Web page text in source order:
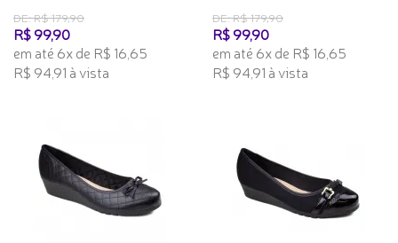
DE: R$ 179,90
R$ 99,90
em até 6x de R$ 16,65
R$ 94,91 à vista
DE: R$ 179,90
R$ 99,90
em até 6x de R$ 16,65
R$ 94,91 à vista